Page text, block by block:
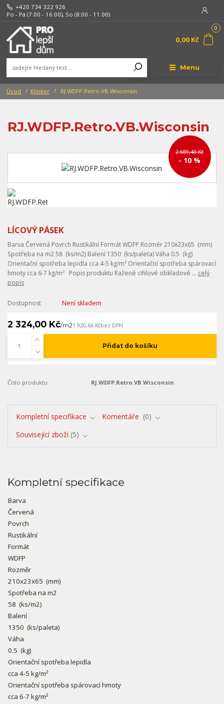
Menu
+420 734 322 926
Po - Pá (7:00 - 16:00), So (8:00 - 11:00)
0
0,00 Kč
Úvod Klinker RJ.WDFP.Retro.VB.Wisconsin
RJ.WDFP.Retro.VB.Wisconsin
2 589,40 Kč
- 10 %
LÍCOVÝ PÁSEK
Barva Červená Povrch Rustikální Formát WDFP Rozměr 210x23x65 (mm)
Spotřeba na m2 58 (ks/m2) Balení 1350 (ks/paleta) Váha 0.5 (kg)
Orientační spotřeba lepidla cca 4-5 kg/m² Orientační spotřeba spárovací
hmoty cca 6-7 kg/m² Popis produktu Ražené cihlové obkladové ... celý
popis
Dostupnost Není skladem
2 324,00 Kč/m21 920,66 Kčbez DPH
Přidat do košíku
Číslo produktu: RJ.WDFP.Retro.VB.Wisconsin
Kompletní specifikace Komentáře
0
Související zboží 5
Kompletní specifikace
Barva
Červená
Povrch
Rustikální
Formát
WDFP
Rozměr
210x23x65 (mm)
Spotřeba na m2
58 (ks/m2)
Balení
1350 (ks/paleta)
Váha
0.5 (kg)
Orientační spotřeba lepidla
cca 4-5 kg/m²
Orientační spotřeba spárovací hmoty
cca 6-7 kg/m²